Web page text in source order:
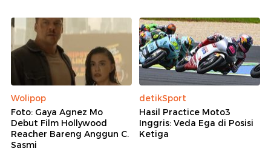
Wolipop
Foto: Gaya Agnez Mo
Debut Film Hollywood
Reacher Bareng Anggun C.
Sasmi
detikSport
Hasil Practice Moto3
Inggris: Veda Ega di Posisi
Ketiga